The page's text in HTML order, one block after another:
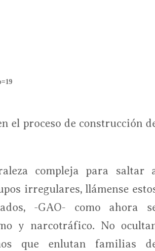
el proceso de construcción
compleja para saltar
irregulares, llámense
-GAO- como ahora
y narcotráfico. No
que enlutan familias